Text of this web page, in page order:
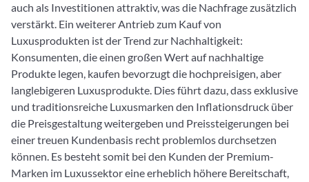
auch als Investitionen attraktiv, was die Nachfrage zusätzlich
verstärkt. Ein weiterer Antrieb zum Kauf von
Luxusprodukten ist der Trend zur Nachhaltigkeit:
Konsumenten, die einen großen Wert auf nachhaltige
Produkte legen, kaufen bevorzugt die hochpreisigen, aber
langlebigeren Luxusprodukte. Dies führt dazu, dass exklusive
und traditionsreiche Luxusmarken den Inflationsdruck über
die Preisgestaltung weitergeben und Preissteigerungen bei
einer treuen Kundenbasis recht problemlos durchsetzen
können. Es besteht somit bei den Kunden der Premium-
Marken im Luxussektor eine erheblich höhere Bereitschaft,